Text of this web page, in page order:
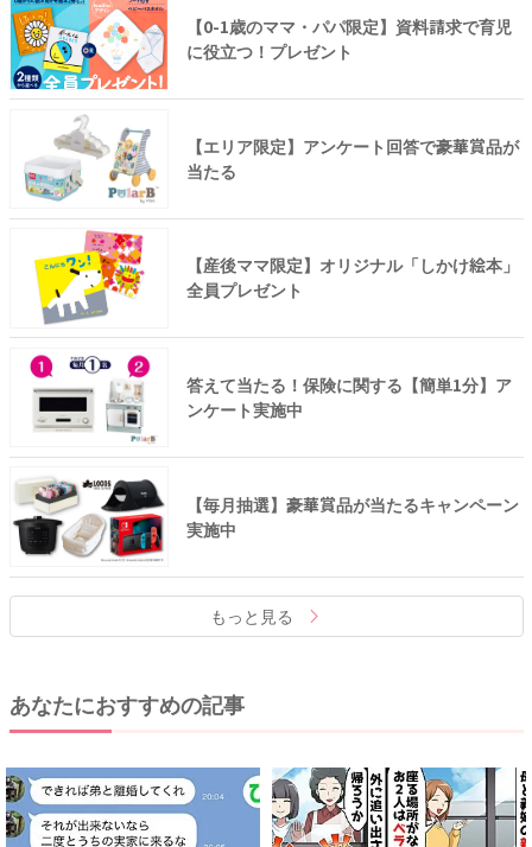
【0-1歳のママ・パパ限定】資料請求で育児
に役立つ！プレゼント
【エリア限定】アンケート回答で豪華賞品が
当たる
【産後ママ限定】オリジナル「しかけ絵本」
全員プレゼント
答えて当たる！保険に関する【簡単1分】ア
ンケート実施中
【毎月抽選】豪華賞品が当たるキャンペーン
実施中
もっと見る
あなたにおすすめの記事